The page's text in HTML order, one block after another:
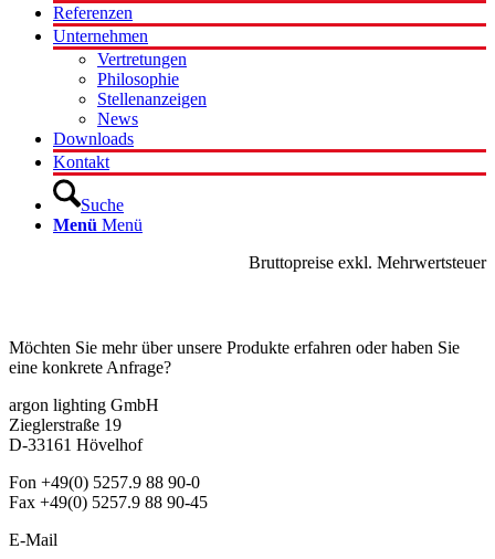
Referenzen
Unternehmen
Vertretungen
Philosophie
Stellenanzeigen
News
Downloads
Kontakt
Suche
Menü Menü
Bruttopreise exkl. Mehrwertsteuer
Möchten Sie mehr über unsere Produkte erfahren oder haben Sie
eine konkrete Anfrage?
argon lighting GmbH
Zieglerstraße 19
D-33161 Hövelhof
Fon +49(0) 5257.9 88 90-0
Fax +49(0) 5257.9 88 90-45
E-Mail